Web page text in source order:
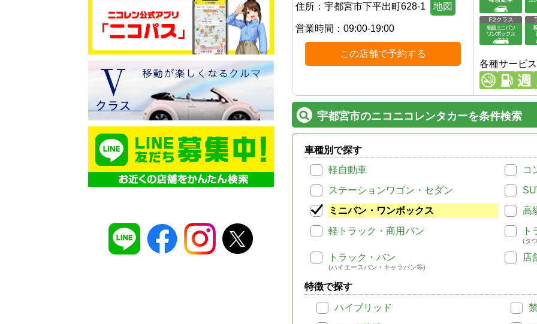
住所： 宇都宮市下平出町628-1 地図
営業時間： 09:00-19:00
この店舗で予約する
各種サービス
宇都宮市のニコニコレンタカーを条件検索
車種別で探す
軽自動車
コ
ステーションワゴン・セダン
ミニバン・ワンボックス
高
軽トラック・商用バン
ト
(タ
トラック・バン
(ハイエースバン・キャラバン等)
店
特徴で探す
ハイブリッド